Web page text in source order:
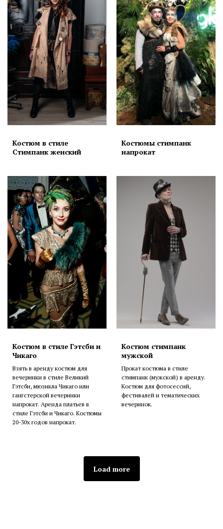
Костюм в стиле
Стимпанк женский
Костюмы стимпанк
напрокат
Костюм в стиле Гэтсби и
Чикаго
Взять в аренду костюм для
вечеринки в стиле Великий
Гэтсби, мюзикла Чикаго или
гангстерской вечеринки
напрокат. Аренда платьев в
стиле Гэтсби и Чикаго. Костюмы
20-30х годов напрокат.
Костюм стимпанк
мужской
Прокат костюма в стиле
стимпанк (мужской) в аренду.
Костюм для фотосессий,
фестивалей и тематических
вечеринок.
Load more